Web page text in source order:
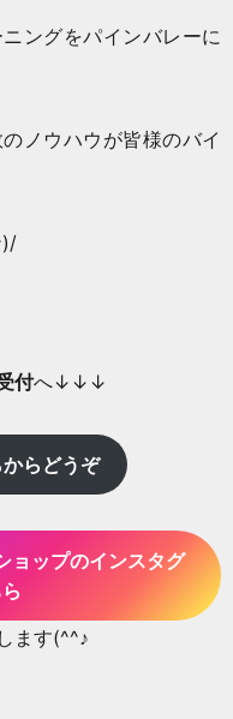
ングをパインバレーに
ノウハウが皆様のバイ
付へ↓↓↓
らどうぞ
ョップのインスタグ
ます(^^♪